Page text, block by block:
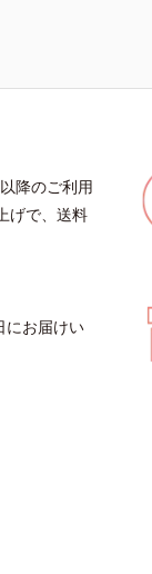
降のご利用
げで、送料
にお届けい